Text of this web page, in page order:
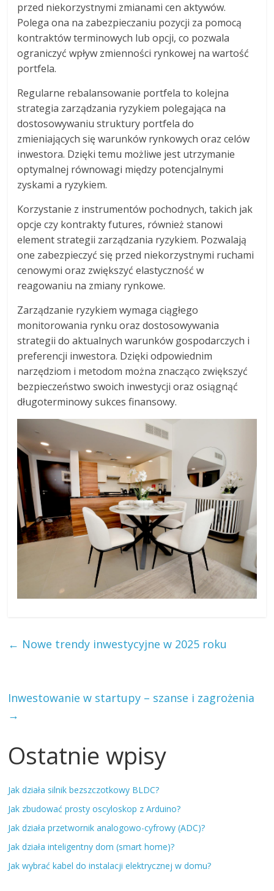
przed niekorzystnymi zmianami cen aktywów.
Polega ona na zabezpieczaniu pozycji za pomocą
kontraktów terminowych lub opcji, co pozwala
ograniczyć wpływ zmienności rynkowej na wartość
portfela.
Regularne rebalansowanie portfela to kolejna
strategia zarządzania ryzykiem polegająca na
dostosowywaniu struktury portfela do
zmieniających się warunków rynkowych oraz celów
inwestora. Dzięki temu możliwe jest utrzymanie
optymalnej równowagi między potencjalnymi
zyskami a ryzykiem.
Korzystanie z instrumentów pochodnych, takich jak
opcje czy kontrakty futures, również stanowi
element strategii zarządzania ryzykiem. Pozwalają
one zabezpieczyć się przed niekorzystnymi ruchami
cenowymi oraz zwiększyć elastyczność w
reagowaniu na zmiany rynkowe.
Zarządzanie ryzykiem wymaga ciągłego
monitorowania rynku oraz dostosowywania
strategii do aktualnych warunków gospodarczych i
preferencji inwestora. Dzięki odpowiednim
narzędziom i metodom można znacząco zwiększyć
bezpieczeństwo swoich inwestycji oraz osiągnąć
długoterminowy sukces finansowy.
← Nowe trendy inwestycyjne w 2025 roku
Inwestowanie w startupy – szanse i zagrożenia
→
Ostatnie wpisy
Jak działa silnik bezszczotkowy BLDC?
Jak zbudować prosty oscyloskop z Arduino?
Jak działa przetwornik analogowo-cyfrowy (ADC)?
Jak działa inteligentny dom (smart home)?
Jak wybrać kabel do instalacji elektrycznej w domu?